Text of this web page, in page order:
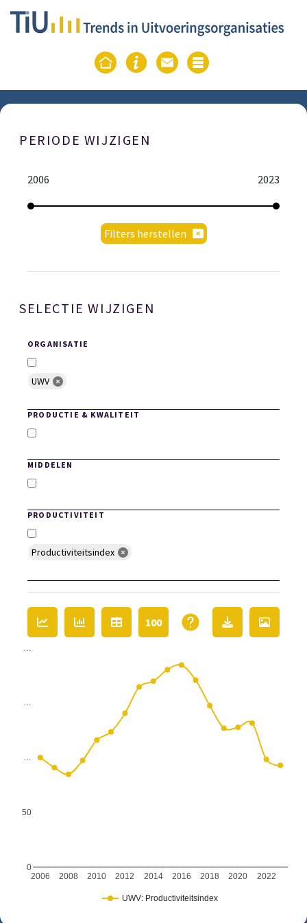
PERIODE WIJZIGEN
2006 2023
Filters herstellen
SELECTIE WIJZIGEN
ORGANISATIE
UWV
PRODUCTIE & KWALITEIT
MIDDELEN
PRODUCTIVITEIT
Productiviteitsindex
UWV: Productiviteitsindex
2006 2008 2010 2012 2014 2016 2018 2020 2022
0
50
…
…
100